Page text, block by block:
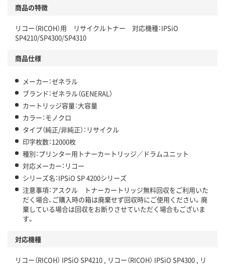
商品の特徴
リコー（RICOH）用 リサイクルトナー 対応機種：IPSiO
SP4210/SP4300/SP4310
商品仕様
メーカー：ゼネラル
ブランド：ゼネラル（GENERAL）
カートリッジ容量：大容量
カラー：モノクロ
タイプ（純正/非純正）：リサイクル
印字枚数：12000枚
種別：プリンター用トナーカートリッジ／ドラムユニット
対応メーカー：リコー
シリーズ名：IPSiO SP 4200シリーズ
注意事項：アスクル トナーカートリッジ無料回収をご利用いた
だく場合、ご購入時の箱は廃棄せず回収時にご使用ください。廃
棄している場合は回収をお断りさせていただく場合もございま
す。
対応機種
リコー（RICOH） IPSiO SP4210 , リコー（RICOH） IPSiO SP4300 , リ